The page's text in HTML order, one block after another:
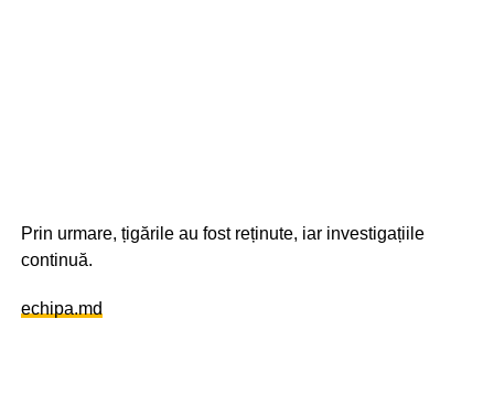
Prin urmare, țigările au fost reținute, iar investigațiile
continuă.
echipa.md